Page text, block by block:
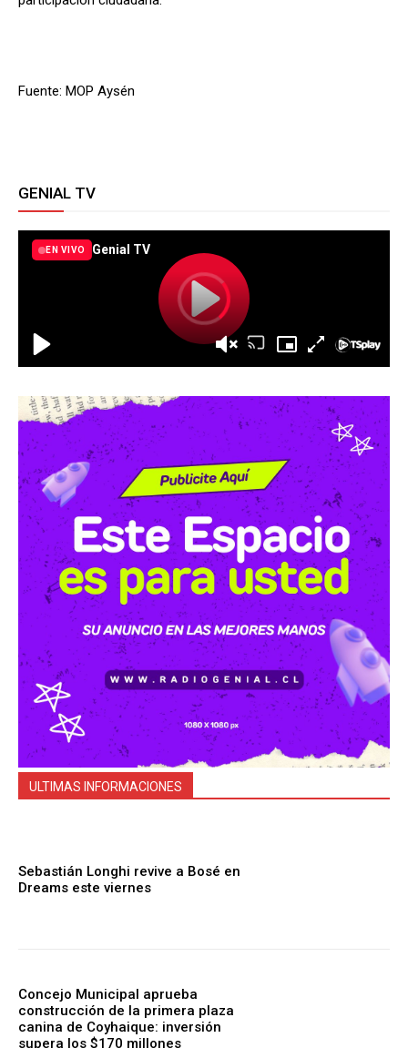
Fuente: MOP Aysén
GENIAL TV
ULTIMAS INFORMACIONES
Sebastián Longhi revive a Bosé en
Dreams este viernes
Concejo Municipal aprueba
construcción de la primera plaza
canina de Coyhaique: inversión
supera los $170 millones